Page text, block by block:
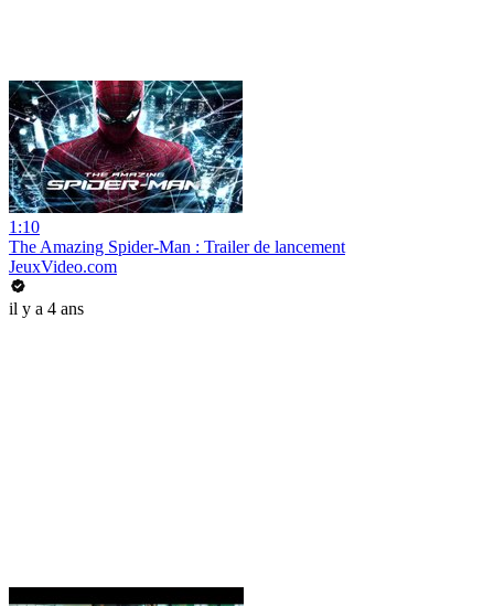
1:10
The Amazing Spider-Man : Trailer de lancement
JeuxVideo.com
il y a 4 ans